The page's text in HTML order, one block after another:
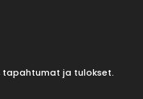
tapahtumat ja tulokset.